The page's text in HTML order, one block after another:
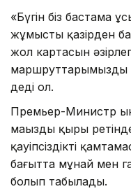
«Бүгін біз бастама
жұмысты қазірден
жол картасын
маршруттарымыздың
деді ол.
Премьер-Министр
маңызды қыры
қауіпсіздікті
бағытта мұнай мен
болып табылады.